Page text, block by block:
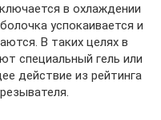
в охлаждении
успокаивается и
В таких целях в
специальный гель или
действие из рейтинга